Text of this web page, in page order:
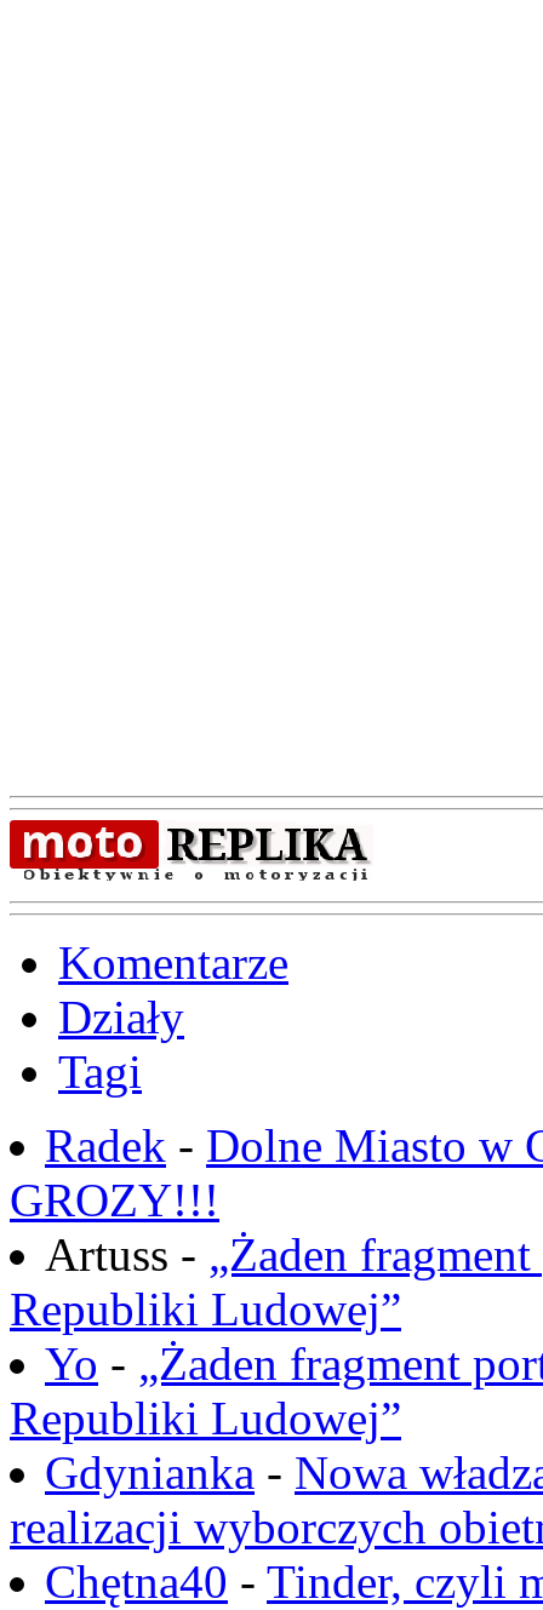
Komentarze
Działy
Tagi
Radek - Dolne Miasto w
GROZY!!!
Artuss - „Żaden
Republiki Ludowej”
Yo - „Żaden fragment
Republiki Ludowej”
Gdynianka - Nowa
realizacji wyborczych
Chętna40 - Tinder, czyli